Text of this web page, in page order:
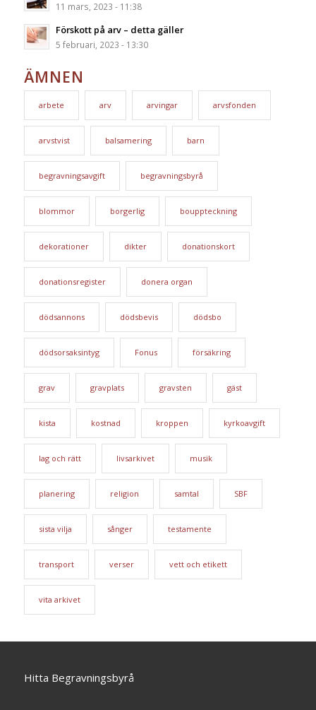
11 mars, 2023 - 11:38
Förskott på arv – detta gäller
5 februari, 2023 - 13:30
ÄMNEN
arbete arv arvingar arvsfonden
arvstvist balsamering barn
begravningsavgift begravningsbyrå
blommor borgerlig bouppteckning
dekorationer dikter donationskort
donationsregister donera organ
dödsannons dödsbevis dödsbo
dödsorsaksintyg Fonus försäkring
grav gravplats gravsten gäst
kista kostnad kroppen kyrkoavgift
lag och rätt livsarkivet musik
planering religion samtal SBF
sista vilja sånger testamente
transport verser vett och etikett
vita arkivet
Hitta Begravningsbyrå